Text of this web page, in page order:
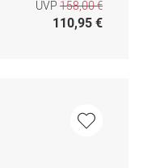
UVP 158,00 €
110,95 €